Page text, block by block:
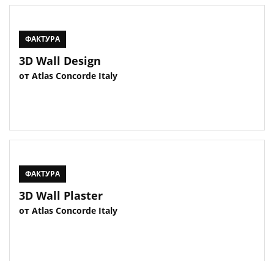
ФАКТУРА
3D Wall Design
от Atlas Concorde Italy
ФАКТУРА
3D Wall Plaster
от Atlas Concorde Italy